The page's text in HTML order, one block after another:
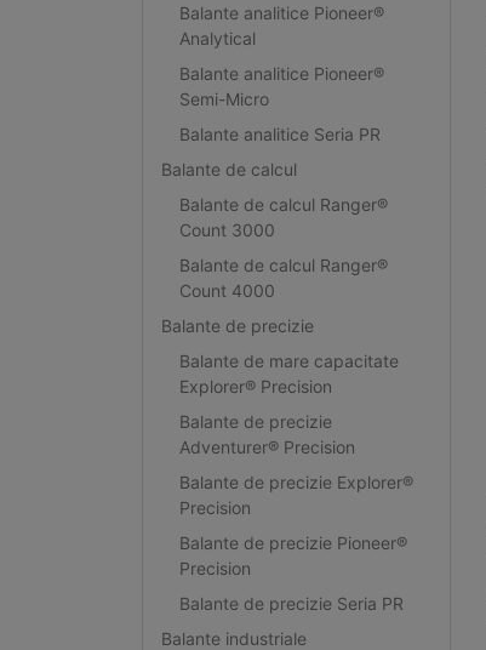
Balante analitice Pioneer®
Analytical
Balante analitice Pioneer®
Semi-Micro
Balante analitice Seria PR
Balante de calcul
Balante de calcul Ranger®
Count 3000
Balante de calcul Ranger®
Count 4000
Balante de precizie
Balante de mare capacitate
Explorer® Precision
Balante de precizie
Adventurer® Precision
Balante de precizie Explorer®
Precision
Balante de precizie Pioneer®
Precision
Balante de precizie Seria PR
Balante industriale